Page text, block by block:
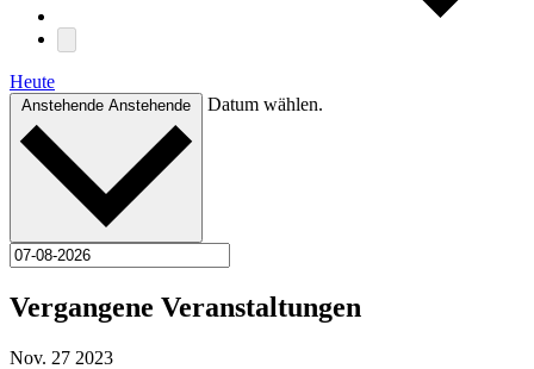
Heute
Anstehende Anstehende Datum wählen.
Vergangene Veranstaltungen
Nov. 27 2023